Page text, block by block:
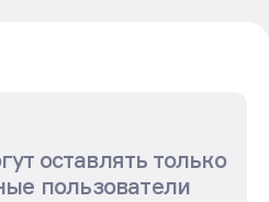
оставлять только
пользователи